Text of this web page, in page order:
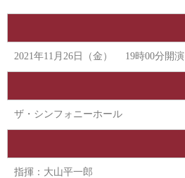
2021年11月26日（金） 19時00分開演
ザ・シンフォニーホール
指揮：大山平一郎